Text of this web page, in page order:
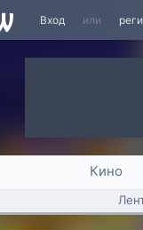
Вход или
Кино